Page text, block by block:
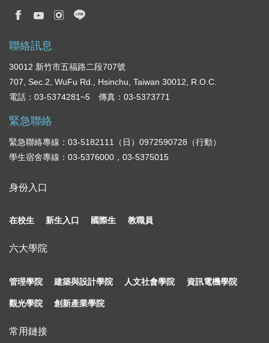
聯絡訊息
30012 新竹市五福路二段707號
707, Sec.2, WuFu Rd., Hsinchu, Taiwan 30012, R.O.C.
電話：03-5374281~5 傳真：03-5373771
緊急聯絡
緊急聯絡專線：03-5182111（日）0972590728（行動）
學生宿舍專線：03-5376000，03-5375015
身份入口
在校生 新生入口 國際生 教職員
六大學院
管理學院 建築與設計學院 人文社會學院 資訊電機學院
觀光學院 創新產業學院
常用鏈接